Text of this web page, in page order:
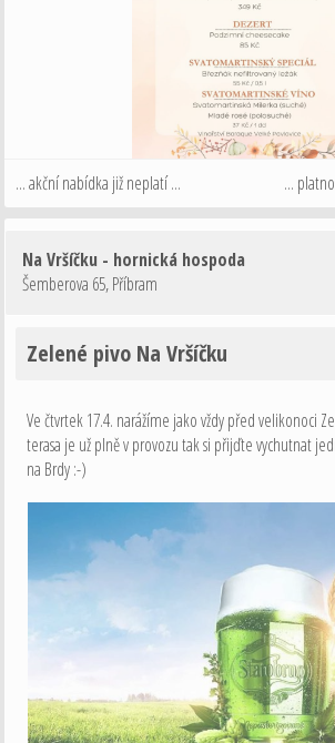
... akční nabídka již neplatí ... ...
Na Vršíčku - hornická hospoda
Šemberova 65,Příbram
Zelené pivo Na Vršíčku
Ve čtvrtek 17.4. narážíme jako vždy před velikonoci
terasa je už plně v provozu tak si přijďte vychutnat
na Brdy :-)